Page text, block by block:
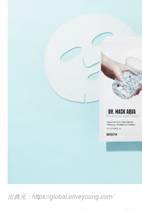
https://global.oliveyoung.com/